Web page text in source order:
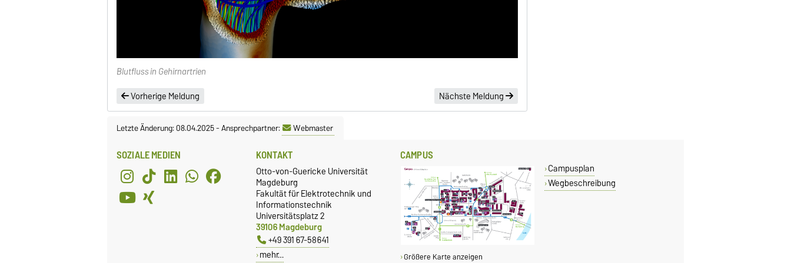
Blutfluss in Gehirnartrien
Vorherige Meldung
Nächste Meldung
Letzte Änderung: 08.04.2025-Ansprechpartner: Webmaster
SOZIALE MEDIEN KONTAKT
Otto-von-Guericke Universität
Magdeburg
Fakultät für Elektrotechnik und
Informationstechnik
Universitätsplatz 2
39106 Magdeburg
+49 391 67-58641
mehr…
CAMPUS
Größere Karte anzeigen
Campusplan
Wegbeschreibung